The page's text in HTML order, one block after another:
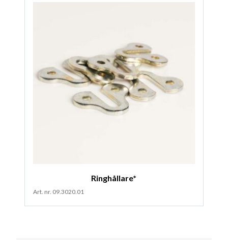
Ringhållare*
Art. nr. 09.3020.01